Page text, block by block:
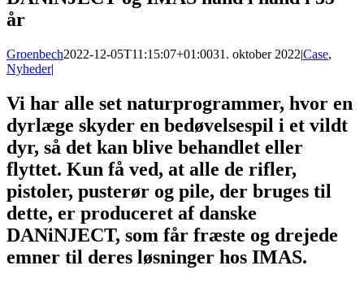
år
Groenbech2022-12-05T11:15:07+01:0031. oktober 2022|Case,
Nyheder|
Vi har alle set naturprogrammer, hvor en
dyrlæge skyder en bedøvelsespil i et vildt
dyr, så det kan blive behandlet eller
flyttet. Kun få ved, at alle de rifler,
pistoler, pusterør og pile, der bruges til
dette, er produceret af danske
DANiNJECT, som får fræste og drejede
emner til deres løsninger hos IMAS.